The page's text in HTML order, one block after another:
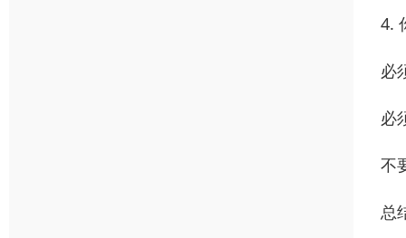
4.
必
必
不
总